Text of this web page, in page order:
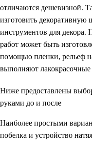
отличаются дешевизной.
изготовить
инструментов для
работ может быть
помощью пленки, рельеф
выполняют лакокрасочные
Ниже предоставлены
руками до и после
Наиболее простыми
побелка и устройство